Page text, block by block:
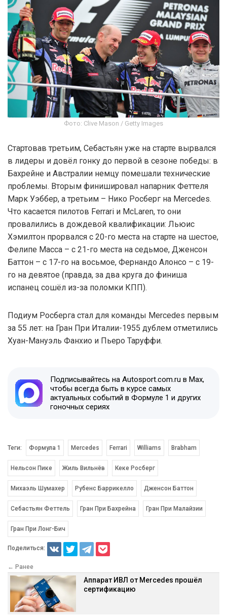
Фото: Clive Mason / Getty Images
Стартовав третьим, Себастьян уже на старте вырвался
в лидеры и довёл гонку до первой в сезоне победы: в
Бахрейне и Австралии немцу помешали технические
проблемы. Вторым финишировал напарник Феттеля
Марк Уэббер, а третьим – Нико Росберг на Mercedes.
Что касается пилотов Ferrari и McLaren, то они
провалились в дождевой квалификации: Льюис
Хэмилтон прорвался с 20-го места на старте на шестое,
Фелипе Масса – с 21-го места на седьмое, Дженсон
Баттон – с 17-го на восьмое, Фернандо Алонсо – с 19-
го на девятое (правда, за два круга до финиша
испанец сошёл из-за поломки КПП).
Подиум Росберга стал для команды Mercedes первым
за 55 лет: на Гран При Италии-1955 дублем отметились
Хуан-Мануэль Фанхио и Пьеро Таруффи.
Подписывайтесь на Autosport.com.ru в Max,
чтобы всегда быть в курсе самых
актуальных событий в Формуле 1 и других
гоночных сериях
Теги: Формула 1 Mercedes Ferrari Williams Brabham
Нельсон Пике Жиль Вильнёв Кеке Росберг
Михаэль Шумахер Рубенс Баррикелло Дженсон Баттон
Себастьян Феттель Гран При Бахрейна Гран При Малайзии
Гран При Лонг-Бич
Поделиться:
← Ранее
Аппарат ИВЛ от Mercedes прошёл
сертификацию